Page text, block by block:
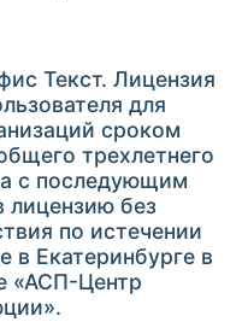
Текст. Лицензия
для
сроком
трехлетнего
с последующим
лицензию без
по истечении
в Екатеринбурге в
«АСП-Центр